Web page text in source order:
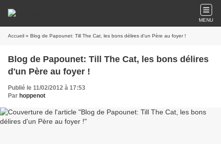
MENU
Accueil » Blog de Papounet: Till The Cat, les bons délires d'un Père au foyer !
Blog de Papounet: Till The Cat, les bons délires
d'un Père au foyer !
Publié le 11/02/2012 à 17:53
Par hoppenot